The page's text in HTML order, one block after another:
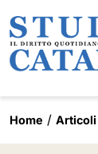
Home Articoli